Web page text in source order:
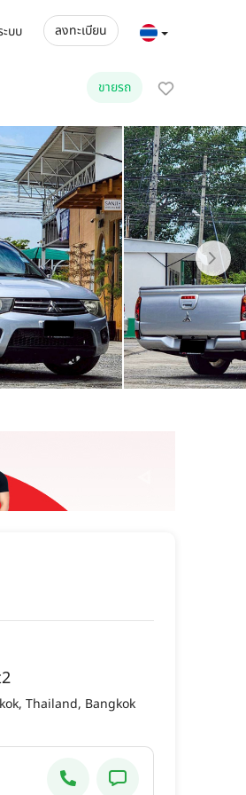
ะบบ ลงทะเบียน
ขายรถ
Thailand, Bangkok